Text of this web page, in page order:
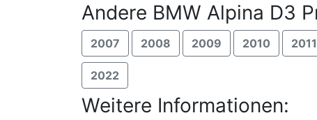
Andere BMW Alpina D3
2007 2008 2009 2010 2011
2022
Weitere Informationen: